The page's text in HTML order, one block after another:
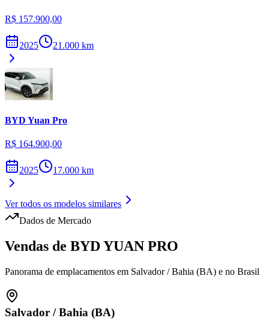
R$ 157.900,00
2025 21.000 km
BYD Yuan Pro
R$ 164.900,00
2025 17.000 km
Ver todos os modelos similares
Dados de Mercado
Vendas de BYDYUAN PRO
Panorama de emplacamentos em Salvador/ Bahia (BA) e no Brasil
Salvador /Bahia (BA)